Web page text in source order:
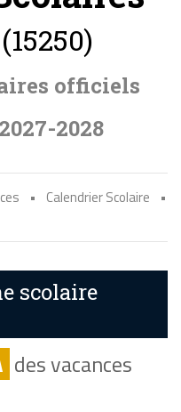
(15250)
officiels
2028
• Calendrier Scolaire
•
scolaire
des vacances